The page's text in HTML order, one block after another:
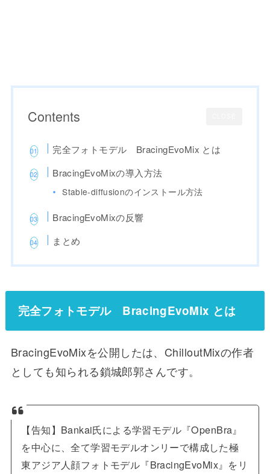
Contents
完全フォトモデル BracingEvoMix とは
BracingEvoMixの導入方法
Stable-diffusionのインストール方法
BracingEvoMixの反響
まとめ
完全フォトモデル BracingEvoMix とは
BracingEvoMixを公開したは、ChilloutMixの作者
としても知られる鎖城郎郭さんです。
【告知】Bankai氏による学習モデル『OpenBra』
を中心に、全て学習モデルオンリーで構成した極
東アジア人顔フォトモデル『BracingEvoMix』をリ